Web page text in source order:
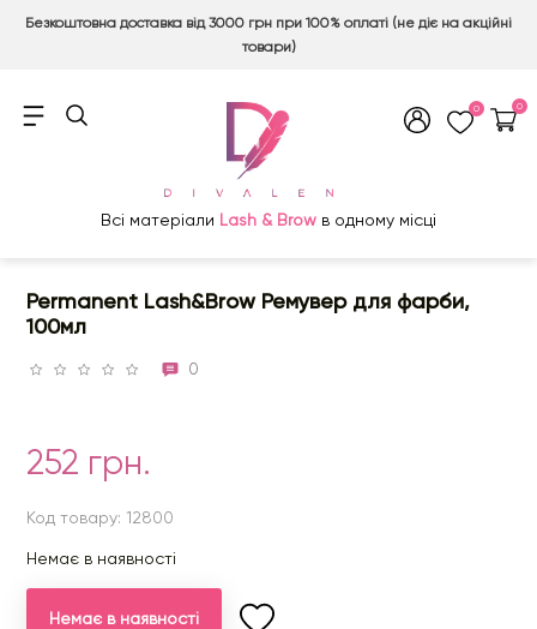
Безкоштовна доставка від 3000 грн при 100% оплаті (не діє на акційні
товари)
0 0
Всі матеріали Lash & Brow в одному місці
Permanent Lash&Brow Ремувер для фарби,
100мл
0
252 грн.
Код товару: 12800
Немає в наявності
Немає в наявності